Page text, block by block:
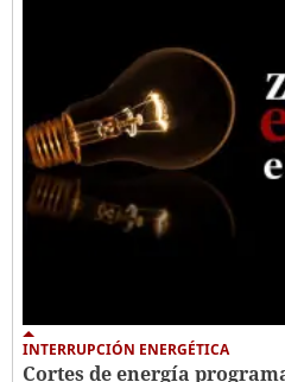
INTERRUPCIÓN ENERGÉTICA
Cortes de energía